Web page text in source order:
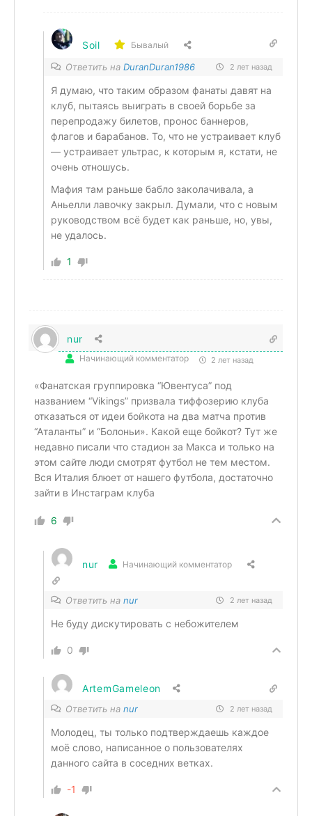
Soil Бывалый
Ответить на DuranDuran1986 2 лет назад
Я думаю, что таким образом фанаты давят на
клуб, пытаясь выиграть в своей борьбе за
перепродажу билетов, пронос баннеров,
флагов и барабанов. То, что не устраивает клуб
— устраивает ультрас, к которым я, кстати, не
очень отношусь.
Мафия там раньше бабло заколачивала, а
Аньелли лавочку закрыл. Думали, что с новым
руководством всё будет как раньше, но, увы,
не удалось.
1
nur
Начинающий комментатор 2 лет назад
«Фанатская группировка “Ювентуса” под
названием “Vikings” призвала тиффозерию клуба
отказаться от идеи бойкота на два матча против
“Аталанты” и “Болоньи». Какой еще бойкот? Тут же
недавно писали что стадион за Макса и только на
этом сайте люди смотрят футбол не тем местом.
Вся Италия блюет от нашего футбола, достаточно
зайти в Инстаграм клуба
6
nur Начинающий комментатор
Ответить на nur 2 лет назад
Не буду дискутировать с небожителем
0
ArtemGameleon
Ответить на nur 2 лет назад
Молодец, ты только подтверждаешь каждое
моё слово, написанное о пользователях
данного сайта в соседних ветках.
-1